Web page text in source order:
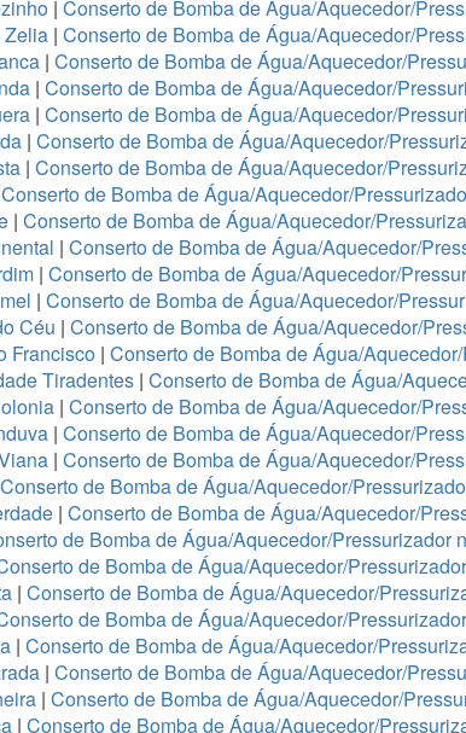
| Conserto de Bomba de Água/Aquecedor/
Zelia| Conserto de Bomba de Água/Aquecedor/
| Conserto de Bomba de Água/Aquecedor/
| Conserto de Bomba de Água/Aquecedor/
| Conserto de Bomba de Água/Aquecedor/
| Conserto de Bomba de Água/Aquecedor/
| Conserto de Bomba de Água/Aquecedor/
Conserto de Bomba de Água/Aquecedor/
| Conserto de Bomba de Água/Aquecedor/
| Conserto de Bomba de Água/Aquecedor/
| Conserto de Bomba de Água/Aquecedor/
| Conserto de Bomba de Água/Aquecedor/
Céu | Conserto de Bomba de Água/Aquecedor/
Francisco | Conserto de Bomba de Água/
Tiradentes | Conserto de Bomba de Água/
| Conserto de Bomba de Água/Aquecedor/
| Conserto de Bomba de Água/Aquecedor/
| Conserto de Bomba de Água/Aquecedor/
Conserto de Bomba de Água/Aquecedor/
| Conserto de Bomba de Água/Aquecedor/
de Bomba de Água/Aquecedor/Pressurizador
de Bomba de Água/Aquecedor/
| Conserto de Bomba de Água/Aquecedor/
de Bomba de Água/Aquecedor/
| Conserto de Bomba de Água/Aquecedor/
| Conserto de Bomba de Água/Aquecedor/
| Conserto de Bomba de Água/Aquecedor/
| Conserto de Bomba de Água/Aquecedor/